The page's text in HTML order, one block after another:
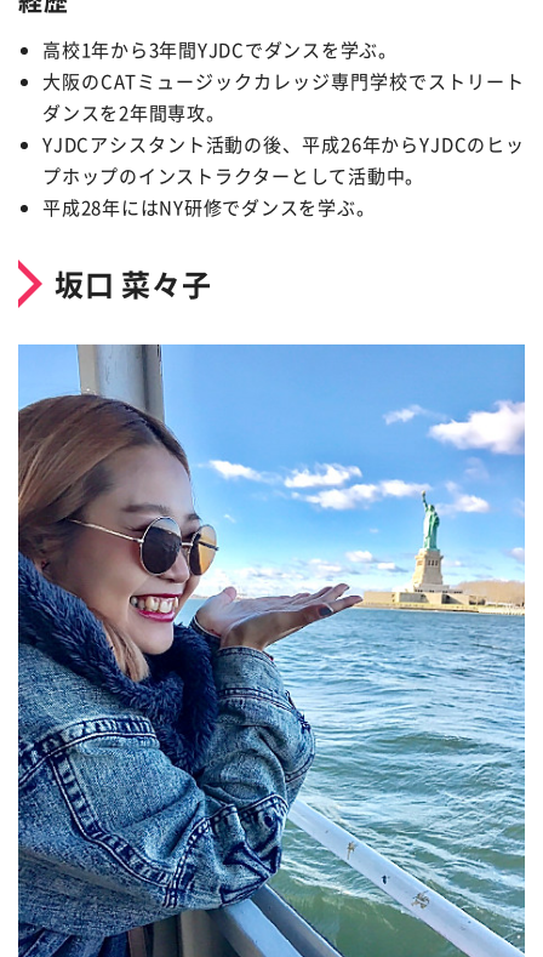
高校1年から3年間YJDCでダンスを学ぶ。
大阪のCATミュージックカレッジ専門学校でストリート
ダンスを2年間専攻。
YJDCアシスタント活動の後、平成26年からYJDCのヒッ
プホップのインストラクターとして活動中。
平成28年にはNY研修でダンスを学ぶ。
坂口 菜々子